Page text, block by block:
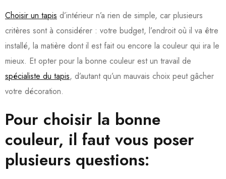
Choisir un tapis d’intérieur n’a rien de simple, car plusieurs
critères sont à considérer : votre budget, l’endroit où il va être
installé, la matière dont il est fait ou encore la couleur qui ira le
mieux. Et opter pour la bonne couleur est un travail de
spécialiste du tapis, d’autant qu’un mauvais choix peut gâcher
votre décoration.
Pour choisir la bonne
couleur, il faut vous poser
plusieurs questions: